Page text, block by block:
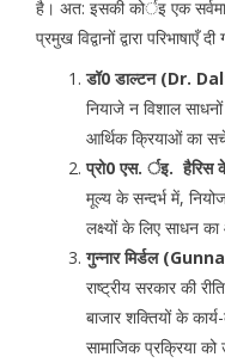
है। अत: इसकी कोर्इ एक
प्रमुख विद्वानों द्वारा परिभाषाएँ
डॉ0 डाल्टन (Dr.
नियाजे न विशाल साधनों
आर्थिक क्रियाओं का
प्रो0 एस. र्इ. हैरिस
मूल्य के सन्दर्भ में,
लक्ष्यों के लिए साधन
गुन्नार मिर्डल
राष्ट्रीय सरकार की
बाजार शक्तियों के
सामाजिक प्रक्रिया